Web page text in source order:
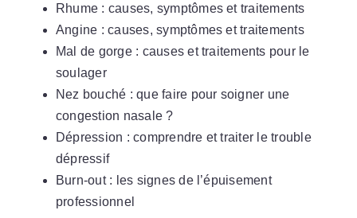
Rhume : causes, symptômes et traitements
Angine : causes, symptômes et traitements
Mal de gorge : causes et traitements pour le
soulager
Nez bouché : que faire pour soigner une
congestion nasale ?
Dépression : comprendre et traiter le trouble
dépressif
Burn-out : les signes de l’épuisement
professionnel